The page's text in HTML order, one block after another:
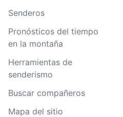
Senderos
Pronósticos del tiempo
en la montaña
Herramientas de
senderismo
Buscar compañeros
Mapa del sitio